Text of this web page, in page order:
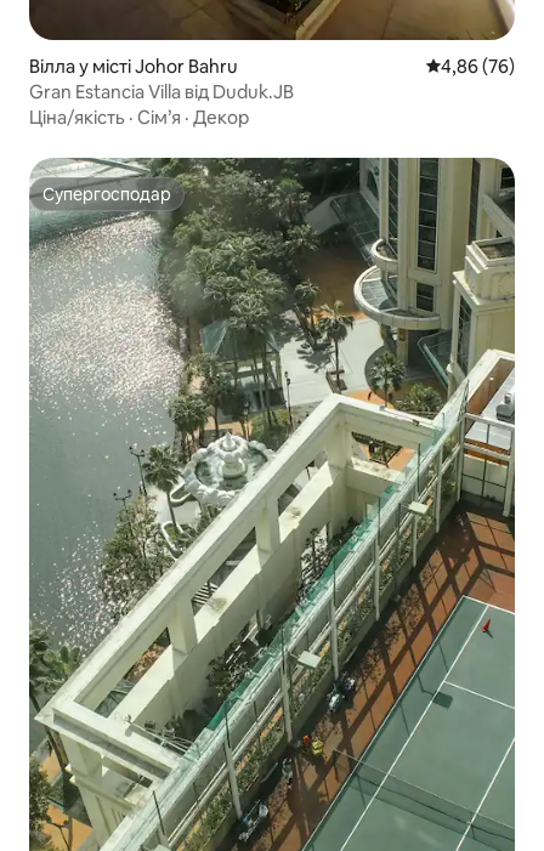
Вілла у місті Johor Bahru Середня
4,86 (76)
Gran Estancia Villa від Duduk.JB
Ціна/якість · Сім’я · Декор
Супергосподар
Супергосподар